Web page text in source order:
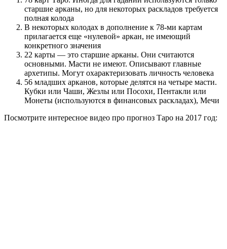
старшие арканы, но для некоторых раскладов требуется
полная колода
В некоторых колодах в дополнение к 78-ми картам
прилагается еще «нулевой» аркан, не имеющий
конкретного значения
22 карты — это старшие арканы. Они считаются
основными. Масти не имеют. Описывают главные
архетипы. Могут охарактеризовать личность человека
56 младших арканов, которые делятся на четыре масти.
Кубки или Чаши, Жезлы или Посохи, Пентакли или
Монеты (используются в финансовых раскладах), Мечи
Посмотрите интересное видео про прогноз Таро на 2017 год: